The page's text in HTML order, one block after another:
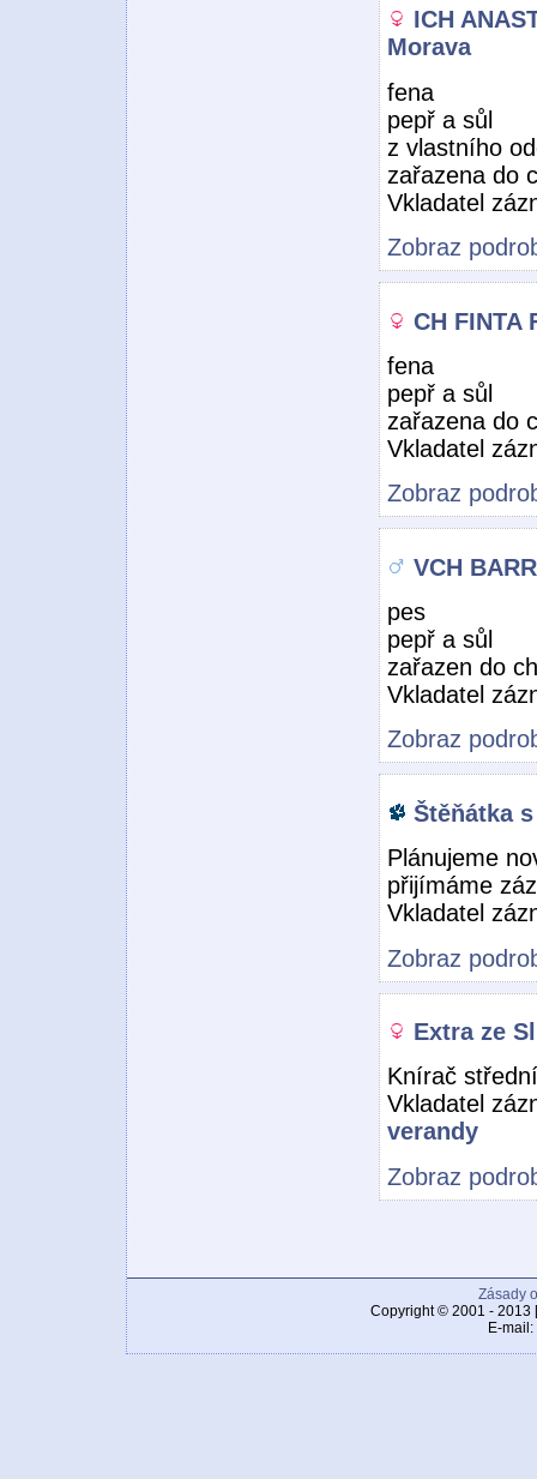
ICH
Morava
fena
pepř a sůl
z vlastního
zařazena do
Vkladatel
Zobraz
CH FINTA
fena
pepř a sůl
zařazena do
Vkladatel
Zobraz
VCH
pes
pepř a sůl
zařazen do
Vkladatel
Zobraz
Štěňátka
Plánujeme
přijímáme
Vkladatel
Zobraz
Extra ze
Knírač
Vkladatel
verandy
Zobraz
Zásady
Copyright © 2001 - 2013
E-mail: